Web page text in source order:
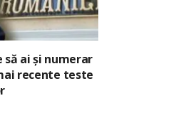
să ai și numerar
recente teste